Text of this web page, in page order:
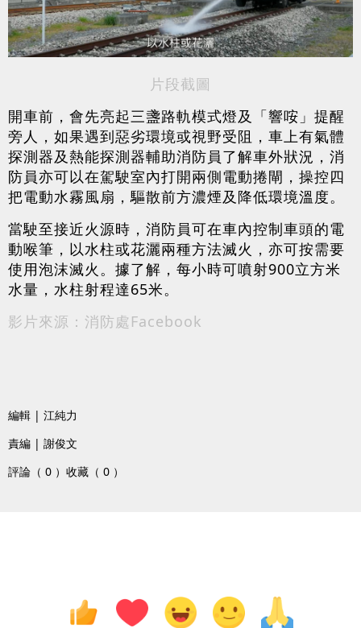
片段截圖
開車前，會先亮起三盞路軌模式燈及「響咹」提醒
旁人，如果遇到惡劣環境或視野受阻，車上有氣體
探測器及熱能探測器輔助消防員了解車外狀況，消
防員亦可以在駕駛室內打開兩側電動捲閘，操控四
把電動水霧風扇，驅散前方濃煙及降低環境溫度。
當駛至接近火源時，消防員可在車內控制車頭的電
動喉筆，以水柱或花灑兩種方法滅火，亦可按需要
使用泡沫滅火。據了解，每小時可噴射900立方米
水量，水柱射程達65米。
影片來源：消防處Facebook
編輯 | 江純力
責編 | 謝俊文
評論（ 0 ） 收藏（ 0 ）